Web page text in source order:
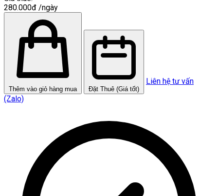
280.000đ /ngày
Thêm vào giỏ hàng mua Đặt Thuê (Giá tốt)
Liên hệ tư vấn
(Zalo)